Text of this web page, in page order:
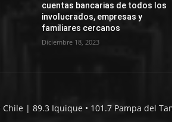
cuentas bancarias de todos los
involucrados, empresas y
familiares cercanos
Diciembre 18, 2023
| 89.3 Iquique • 101.7 Pampa del